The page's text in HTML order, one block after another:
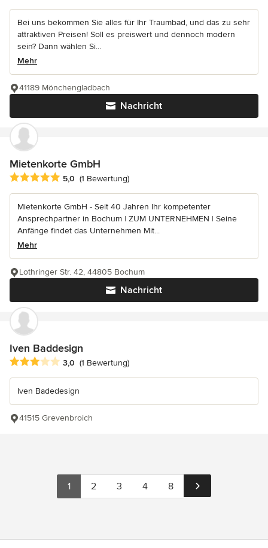
Bei uns bekommen Sie alles für Ihr Traumbad, und das zu sehr
attraktiven Preisen! Soll es preiswert und dennoch modern
sein? Dann wählen Si...
Mehr
Nachricht
41189 Mönchengladbach
Mietenkorte GmbH
Durchschnittliche Bewertung: 5 von 5 Sternen
5,0 (1 Bewertung)
Mietenkorte GmbH - Seit 40 Jahren Ihr kompetenter
Ansprechpartner in Bochum | ZUM UNTERNEHMEN | Seine
Anfänge findet das Unternehmen Mit...
Mehr
Nachricht
Lothringer Str. 42, 44805 Bochum
Iven Baddesign
Durchschnittliche Bewertung: 3 von 5 Sternen
3,0 (1 Bewertung)
Iven Badedesign
41515 Grevenbroich
1 2 3 4 8